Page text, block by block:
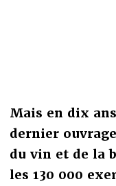
Mais en dix
dernier
du vin et de la
les 130 000